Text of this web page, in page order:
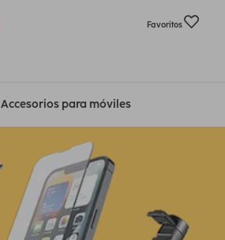
Favoritos
Accesorios para móviles